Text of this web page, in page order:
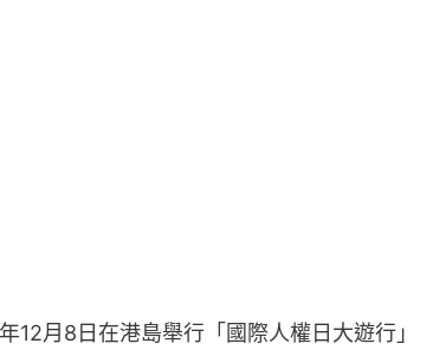
12月8日在港島舉行「國際人權日大遊行」